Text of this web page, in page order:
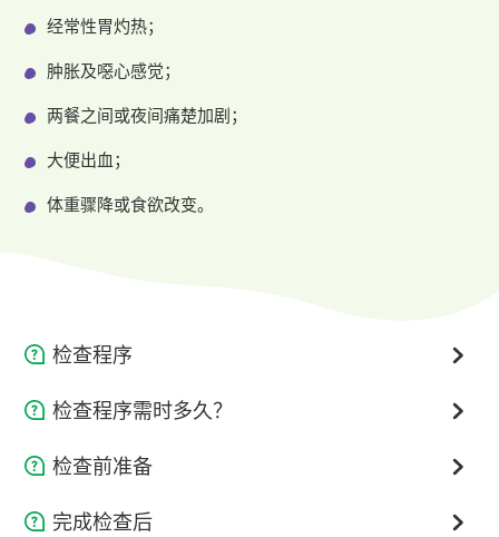
经常性胃灼热；
肿胀及噁心感觉；
两餐之间或夜间痛楚加剧；
大便出血；
体重骤降或食欲改变。
检查程序
按指示躺卧，医护人员会在你喉部喷射局部麻醉剂，并注
射镇静剂以减少焦虑和检查时的不适感。
医生会将一条幼小、柔软的内视镜经口腔导入上消化道，
检查程序需时多久？
检查程序一般需时10分钟，视乎情况而定。
退。
检查前准备
检查前1-3天
完成检查后